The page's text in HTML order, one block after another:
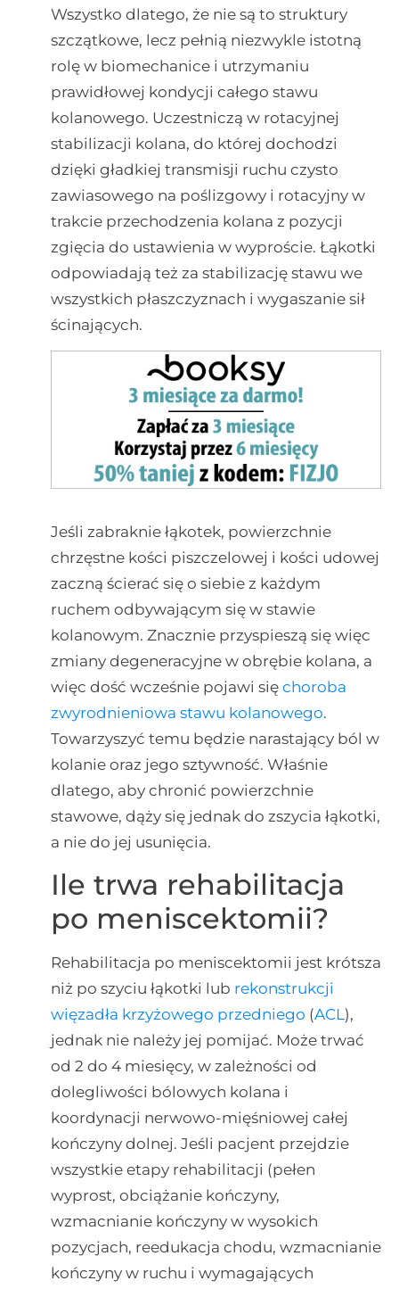
Wszystko dlatego, że nie są to struktury
szczątkowe, lecz pełnią niezwykle istotną
rolę w biomechanice i utrzymaniu
prawidłowej kondycji całego stawu
kolanowego. Uczestniczą w rotacyjnej
stabilizacji kolana, do której dochodzi
dzięki gładkiej transmisji ruchu czysto
zawiasowego na poślizgowy i rotacyjny w
trakcie przechodzenia kolana z pozycji
zgięcia do ustawienia w wyproście. Łąkotki
odpowiadają też za stabilizację stawu we
wszystkich płaszczyznach i wygaszanie sił
ścinających.
Jeśli zabraknie łąkotek, powierzchnie
chrzęstne kości piszczelowej i kości udowej
zaczną ścierać się o siebie z każdym
ruchem odbywającym się w stawie
kolanowym. Znacznie przyspieszą się więc
zmiany degeneracyjne w obrębie kolana, a
więc dość wcześnie pojawi się choroba
zwyrodnieniowa stawu kolanowego.
Towarzyszyć temu będzie narastający ból w
kolanie oraz jego sztywność. Właśnie
dlatego, aby chronić powierzchnie
stawowe, dąży się jednak do zszycia łąkotki,
a nie do jej usunięcia.
Ile trwa rehabilitacja
po meniscektomii?
Rehabilitacja po meniscektomii jest krótsza
niż po szyciu łąkotki lub rekonstrukcji
więzadła krzyżowego przedniego (ACL),
jednak nie należy jej pomijać. Może trwać
od 2 do 4 miesięcy, w zależności od
dolegliwości bólowych kolana i
koordynacji nerwowo-mięśniowej całej
kończyny dolnej. Jeśli pacjent przejdzie
wszystkie etapy rehabilitacji (pełen
wyprost, obciążanie kończyny,
wzmacnianie kończyny w wysokich
pozycjach, reedukacja chodu, wzmacnianie
kończyny w ruchu i wymagających